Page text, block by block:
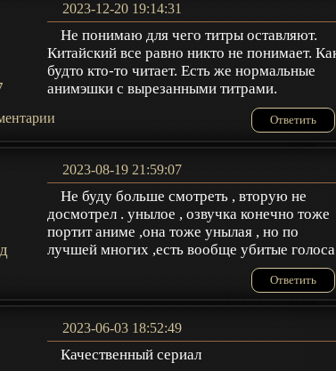
2023-12-20 19:14:31
Не понимаю для чего титры оставляют.
Китайский все равно никто не понимает.
будто кто-то читает. Есть же нормальные
анимэшки с вырезанными титрами.
Ответить
2023-08-19 21:59:07
Не буду больше смотреть , вторую не
досмотрел . унылое , озвучка конечно тоже
портит аниме ,она тоже унылая , но по
лучшей многих ,есть вообще убитые голоса
Ответить
2023-06-03 18:52:49
Качественный сериал